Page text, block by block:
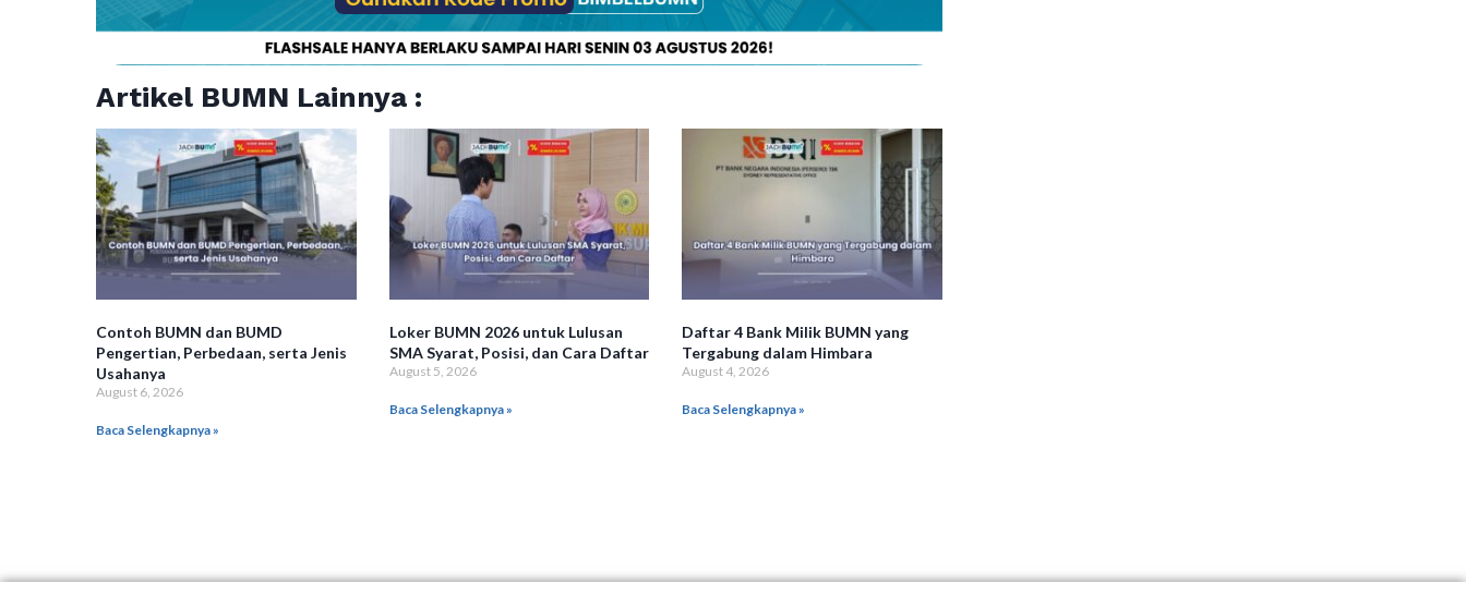
Artikel BUMN Lainnya :
Contoh BUMN dan BUMD
Pengertian, Perbedaan, serta Jenis
Usahanya
August 6, 2026
Baca Selengkapnya »
Loker BUMN 2026 untuk Lulusan
SMA Syarat, Posisi, dan Cara Daftar
August 5, 2026
Baca Selengkapnya »
Daftar 4 Bank Milik BUMN yang
Tergabung dalam Himbara
August 4, 2026
Baca Selengkapnya »